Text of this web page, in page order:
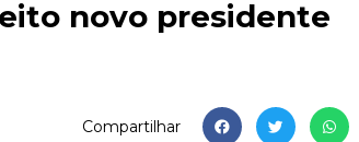
novo presidente
Compartilhar